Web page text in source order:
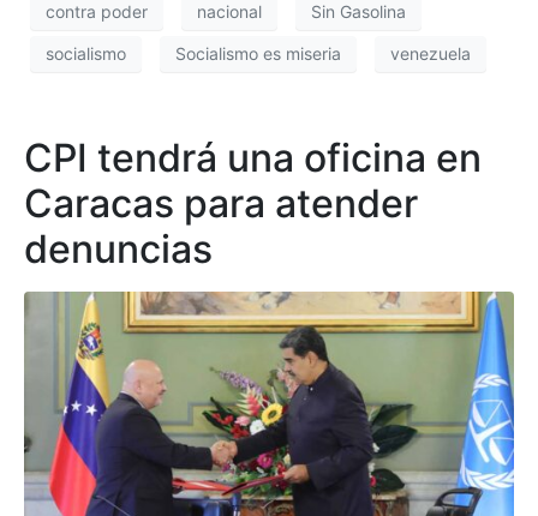
contra poder nacional Sin Gasolina
socialismo Socialismo es miseria venezuela
CPI tendrá una oficina en
Caracas para atender
denuncias